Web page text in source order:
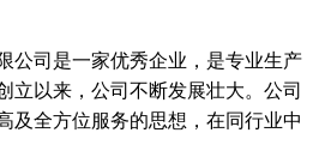
司是一家优秀企业，是专业生产
立以来，公司不断发展壮大。公司
及全方位服务的思想，在同行业中